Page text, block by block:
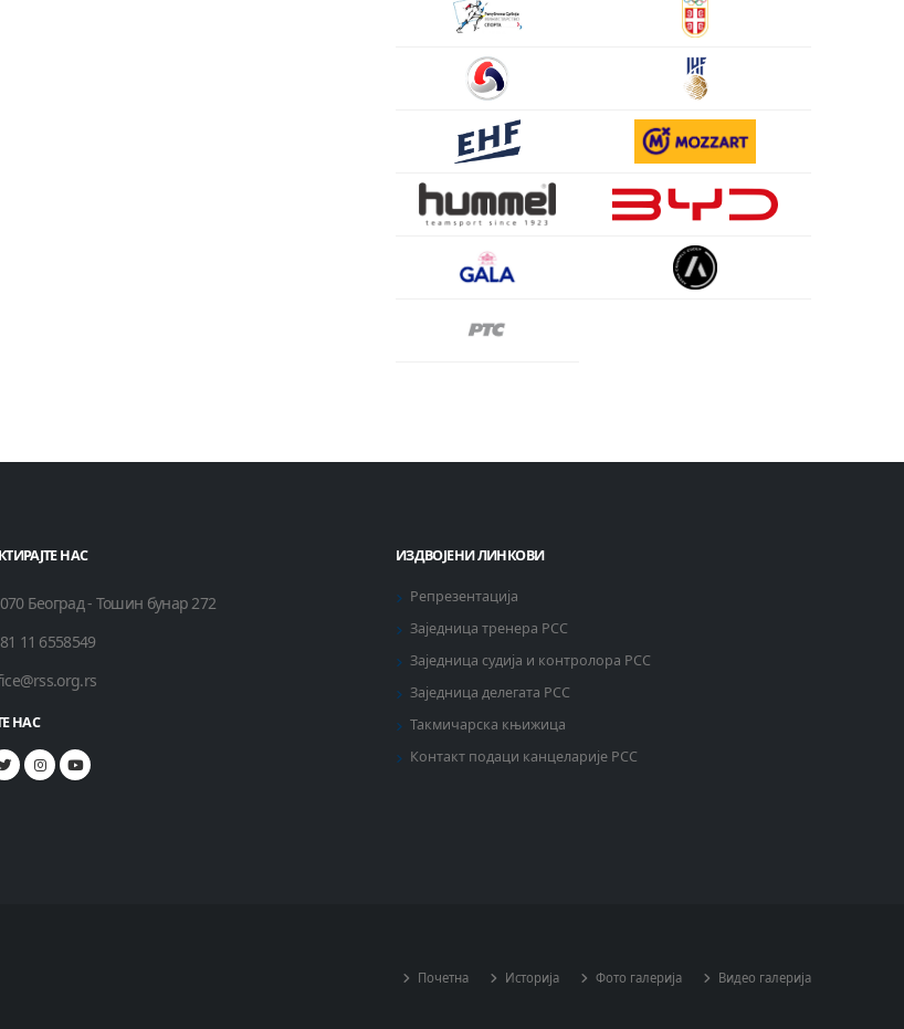
НАС
Београд - Тошин бунар 272
11 6558549
НАС
ИЗДВОЈЕНИ ЛИНКОВИ
Репрезентација
Заједница тренера РСС
Заједница судија и контролора РСС
Заједница делегата РСС
Такмичарска књижица
Контакт подаци канцеларије РСС
Почетна Историја Фото галерија Видео галерија